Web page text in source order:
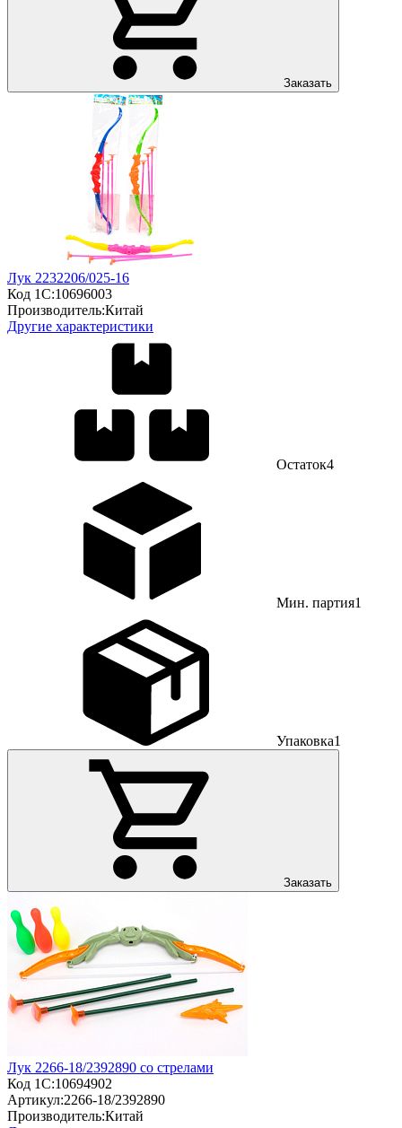
Заказать
Лук 2232206/025-16
Код 1С:10696003
Производитель:Китай
Другие характеристики
Остаток4
Мин. партия1
Упаковка1
Заказать
Лук 2266-18/2392890 со стрелами
Код 1С:10694902
Артикул:2266-18/2392890
Производитель:Китай